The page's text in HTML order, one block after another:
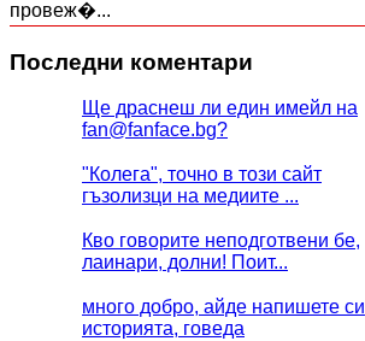
провеж�...
Последни коментари
Ще драснеш ли един имейл на
fan@fanface.bg?
"Колега", точно в този сайт
гъзолизци на медиите ...
Кво говорите неподготвени бе,
лаинари, долни! Поит...
много добро, айде напишете си
историята, говеда